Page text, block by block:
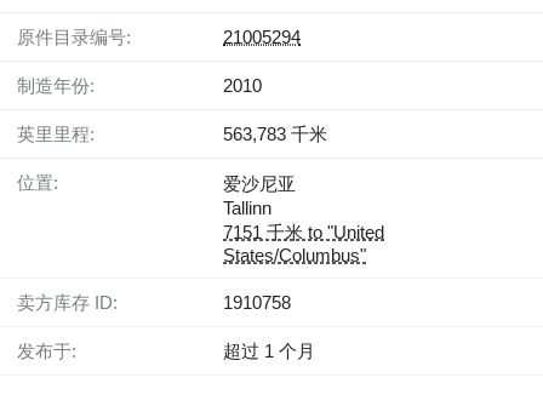
原件目录编号: 21005294
制造年份: 2010
英里里程: 563,783 千米
位置:
爱沙尼亚
Tallinn
7151 千米 to "United
States/Columbus"
卖方库存 ID: 1910758
发布于: 超过 1 个月